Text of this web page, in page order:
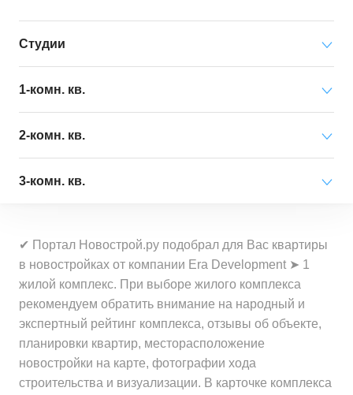
Студии
Минимальная цена от 4 355 000 ₽
Средняя цена от 604 500 ₽
1-комн. кв.
Минимальная цена от 2 445 000 ₽
Минимальная цена
за 1 м²
от 68 600 ₽
Средняя цена
за 1 м²
от 487 000 ₽
2-комн. кв.
Минимальная цена от 3 598 000 ₽
Средняя цена
за квартиру
от 36 276 000 ₽
Минимальная цена
за 1 м²
от 70 000 ₽
Средняя цена
за 1 м²
3-комн. кв.
за квартиру
Средняя цена
за квартиру
от 13 574 000 ₽
Минимальная цена
за 1 м²
от 130 700 ₽
✔ Портал Новострой.ру подобрал для Вас квартиры
в новостройках от компании Era Development ➤ 1
жилой комплекс. При выборе жилого комплекса
рекомендуем обратить внимание на народный и
экспертный рейтинг комплекса, отзывы об объекте,
планировки квартир, месторасположение
новостройки на карте, фотографии хода
строительства и визуализации. В карточке комплекса